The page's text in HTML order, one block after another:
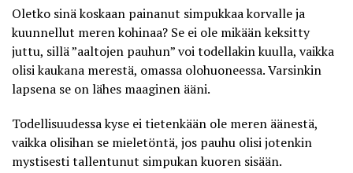
Oletko sinä koskaan painanut simpukkaa korvalle ja
kuunnellut meren kohinaa? Se ei ole mikään keksitty
juttu, sillä ”aaltojen pauhun” voi todellakin kuulla, vaikka
olisi kaukana merestä, omassa olohuoneessa. Varsinkin
lapsena se on lähes maaginen ääni.
Todellisuudessa kyse ei tietenkään ole meren äänestä,
vaikka olisihan se mieletöntä, jos pauhu olisi jotenkin
mystisesti tallentunut simpukan kuoren sisään.